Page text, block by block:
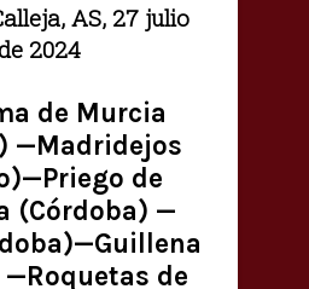
AS, 27 julio
2024
de Murcia
—Madridejos
de
(Córdoba) —
de